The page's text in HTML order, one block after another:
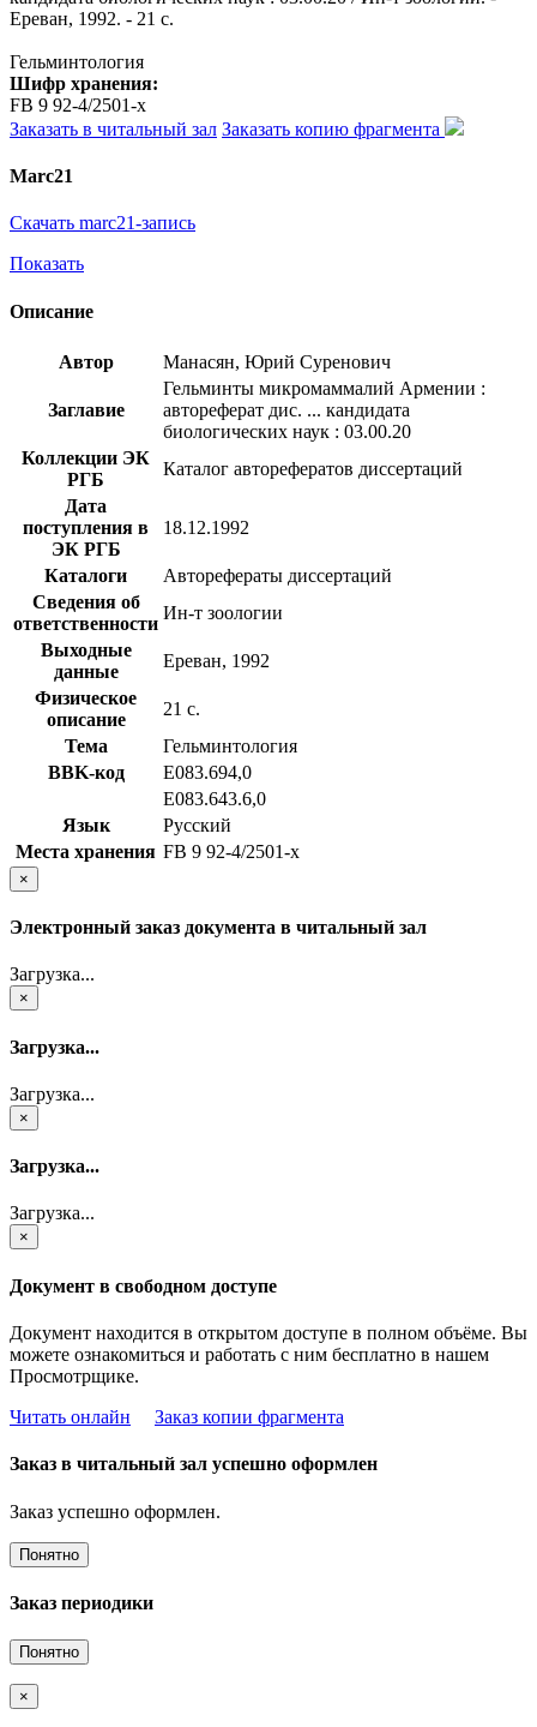
Ереван, 1992. - 21 с.
Гельминтология
Шифр хранения:
FB 9 92-4/2501-x
Заказать в читальный зал Заказать копию фрагмента
Marc21
Скачать marc21-запись
Показать
Описание
Автор Манасян, Юрий Суренович
Заглавие
Гельминты микромаммалий Армении :
автореферат дис. ... кандидата
биологических наук : 03.00.20
Коллекции ЭК
РГБ
Каталог авторефератов диссертаций
Дата
поступления в
ЭК РГБ
18.12.1992
Каталоги
Авторефераты диссертаций
Сведения об
ответственности
Ин-т зоологии
Выходные
данные
Ереван, 1992
Физическое
описание
21 с.
Тема
Гельминтология
BBK-код
Е083.694,0
Е083.643.6,0
Язык
Русский
Места хранения FB 9 92-4/2501-x
×
Электронный заказ документа в читальный зал
Загрузка...
×
Загрузка...
Загрузка...
×
Загрузка...
Загрузка...
×
Документ в свободном доступе
Документ находится в открытом доступе в полном объёме. Вы
можете ознакомиться и работать с ним бесплатно в нашем
Просмотрщике.
Читать онлайн
Заказ копии фрагмента
Заказ в читальный зал успешно оформлен
Заказ успешно оформлен.
Понятно
Заказ периодики
Понятно
×